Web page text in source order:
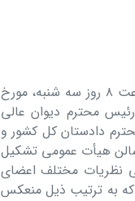
جلسه ھیأت عمومی دیوان عالی کشور در مورد پرونده وحدت رویه ردیف ١۴٠٣/٧ساعت ٨ روز سه شنبه، مورخ
رئیس محترم دیوان عالی
دادستان کل کشور و
ھیأت عمومی تشکیل
نظریات مختلف اعضای
به ترتیب ذیل منعکس